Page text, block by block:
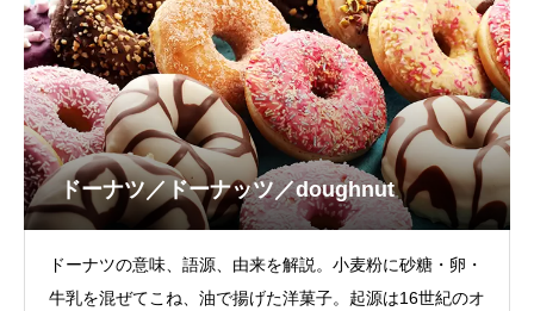
ドーナツ／ドーナッツ／doughnut
ドーナツの意味、語源、由来を解説。小麦粉に砂糖・卵・
牛乳を混ぜてこね、油で揚げた洋菓子。起源は16世紀のオ